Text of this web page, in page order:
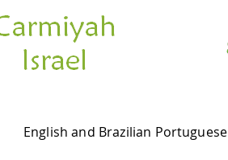
English and Brazilian Portuguese